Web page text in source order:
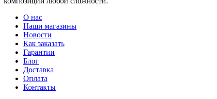
О нас
Наши магазины
Новости
Как заказать
Гарантии
Блог
Доставка
Оплата
Контакты